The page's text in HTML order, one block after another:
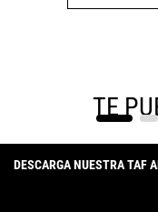
TE
DESCARGA NUESTRA TAF